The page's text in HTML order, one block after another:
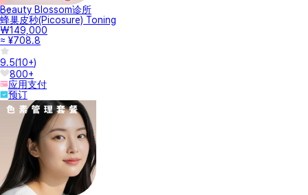
Beauty Blossom诊所
蜂巢皮秒(Picosure) Toning
₩149,000
≈ ¥708.8
9.5(10+)
800+
应用支付
预订